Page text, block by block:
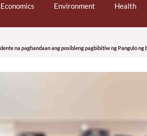
Economics Environment Health
na paghandaan ang posibleng pagbibitiw ng Pangulo ng